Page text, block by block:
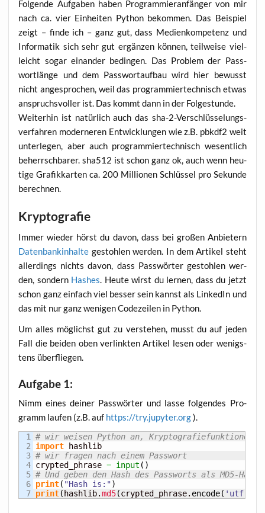
Fol­gen­de Auf­ga­ben haben Pro­gram­mier­an­fän­ger von mir
nach ca. vier Ein­hei­ten Python bekom­men. Das Bei­spiel
zeigt – fin­de ich – ganz gut, dass Medi­en­kom­pe­tenz und
Infor­ma­tik sich sehr gut ergän­zen kön­nen, teil­wei­se viel­
leicht sogar ein­an­der bedin­gen. Das Pro­blem der Pass­
wort­län­ge und dem Pass­wort­auf­bau wird hier bewusst
nicht ange­spro­chen, weil das pro­gram­mier­tech­nisch etwas
anspruchs­vol­ler ist. Das kommt dann in der Folgestunde.
Wei­ter­hin ist natür­lich auch das sha-2-Ver­schlüs­se­lungs­
ver­fah­ren moder­ne­ren Ent­wick­lun­gen wie z.B. pbkdf2 weit
unter­le­gen, aber auch pro­gram­mier­tech­nisch wesent­lich
beherrsch­ba­rer. sha512 ist schon ganz ok, auch wenn heu­
ti­ge Gra­fik­kar­ten ca. 200 Mil­lio­nen Schlüs­sel pro Sekun­de
berechnen.
Kryptografie
Immer wie­der hörst du davon, dass bei gro­ßen Anbie­tern
Daten­bank­in­hal­te gestoh­len wer­den. In dem Arti­kel steht
aller­dings nichts davon, dass Pass­wör­ter gestoh­len wer­
den, son­dern Hash­es . Heu­te wirst du ler­nen, dass du jetzt
schon ganz ein­fach viel bes­ser sein kannst als Lin­ke­dIn und
das mit nur ganz weni­gen Code­zei­len in Python.
Um alles mög­lichst gut zu ver­ste­hen, musst du auf jeden
Fall die bei­den oben ver­link­ten Arti­kel lesen oder wenigs­
tens überfliegen.
Aufgabe 1:
Nimm eines dei­ner Pass­wör­ter und las­se fol­gen­des Pro­
gramm lau­fen (z.B. auf https://try.jupyter.org).
1
2
3
4
5
6
# wir weisen Python an, Kryptografiefunktionen
import
# wir fragen nach einem Passwort
crypted_phrase = input ( )
# Und geben den Hash des Passworts als MD5-Hash
print( "Hash is:")
print(hashlib.md5(crypted_phrase. encode( 'utf-8'